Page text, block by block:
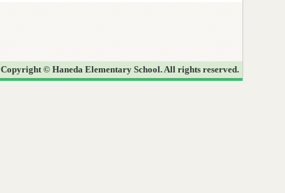
Copyright © Haneda Elementary School. All rights reserved.